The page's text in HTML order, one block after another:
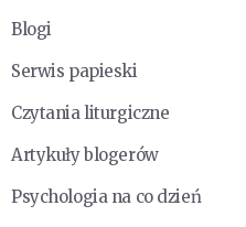
Blogi
Serwis papieski
Czytania liturgiczne
Artykuły blogerów
Psychologia na co dzień